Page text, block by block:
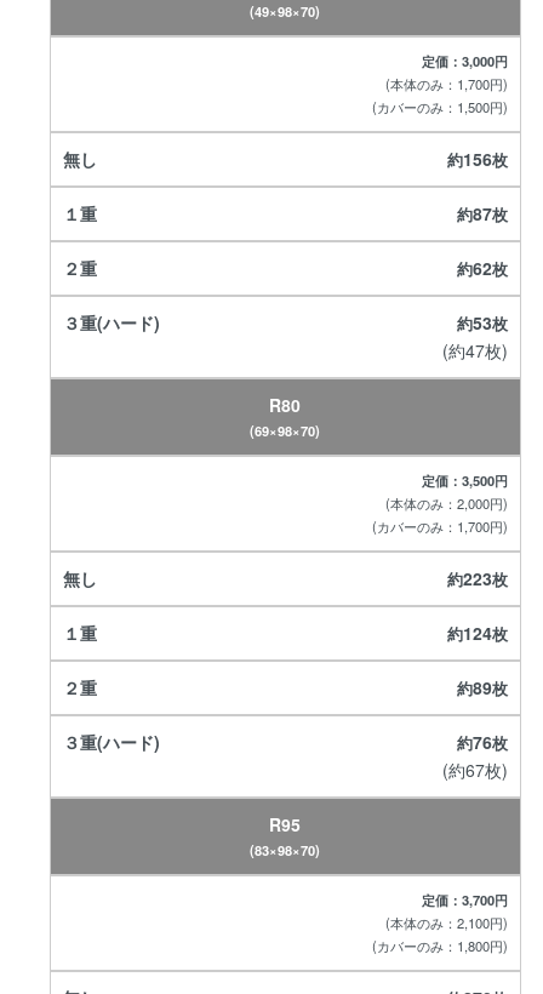
(49×98×70)
定価：3,000円
(本体のみ：1,700円)
(カバーのみ：1,500円)
156
87
62
53
(約47枚)
R80
(69×98×70)
定価：3,500円
(本体のみ：2,000円)
(カバーのみ：1,700円)
223
124
89
76
(約67枚)
R95
(83×98×70)
定価：3,700円
(本体のみ：2,100円)
(カバーのみ：1,800円)